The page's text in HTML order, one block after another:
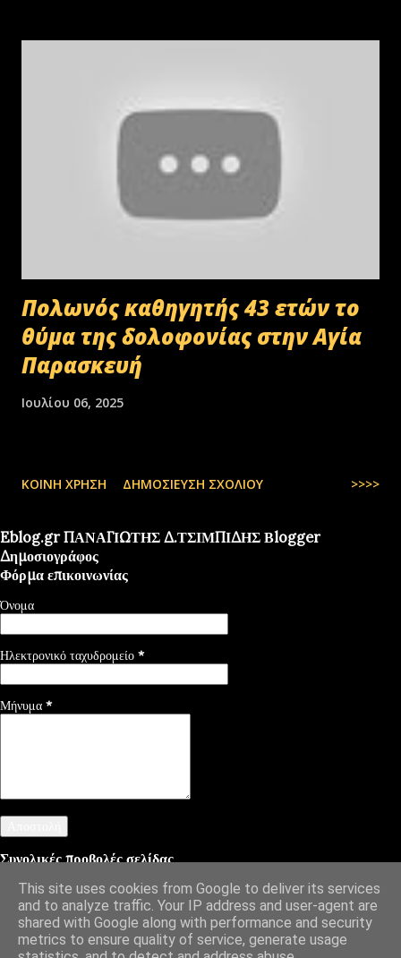
Πολωνός καθηγητής 43 ετών το
θύμα της δολοφονίας στην Αγία
Παρασκευή
Ιουλίου 06, 2025
ΚΟΙΝΉ ΧΡΉΣΗ ΔΗΜΟΣΊΕΥΣΗ ΣΧΟΛΊΟΥ >>>>
Eblog.gr ΠΑΝΑΓΙΩΤΗΣ Δ.ΤΣΙΜΠΙΔΗΣ Βlogger
Δημοσιογράφος
Φόρμα επικοινωνίας
Όνομα
Ηλεκτρονικό ταχυδρομείο *
Μήνυμα *
Συνολικές προβολές σελίδας
Από το Blogger
This site uses cookies from Google to deliver its services
and to analyze traffic. Your IP address and user-agent are
shared with Google along with performance and security
metrics to ensure quality of service, generate usage